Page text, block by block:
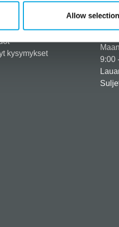
Allow selection
yritysasiakkaaksi
ja maksuvaihtoehdot
kysymykset
9:00